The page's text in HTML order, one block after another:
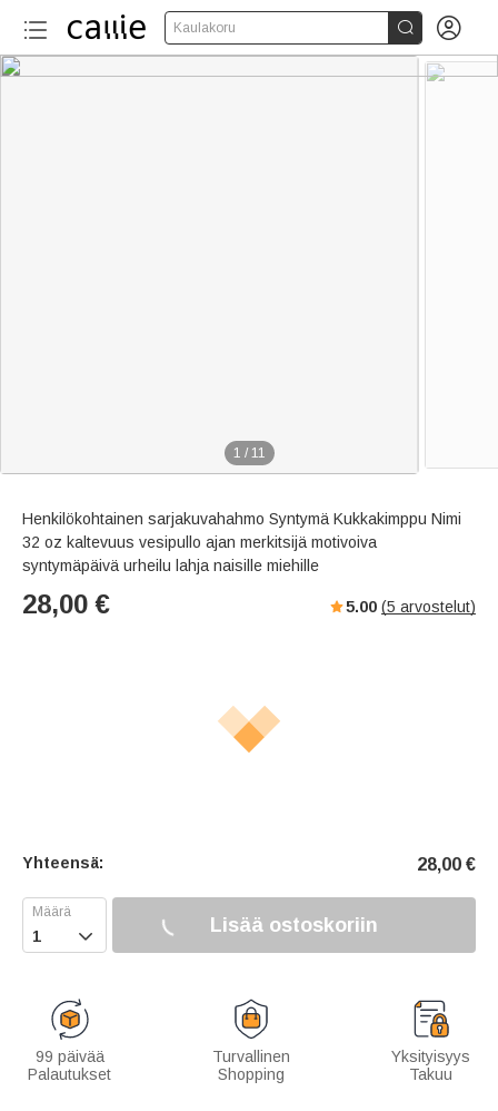
Kaulakoru  
1 / 11
Henkilökohtainen sarjakuvahahmo Syntymä Kukkakimppu Nimi
32 oz kaltevuus vesipullo ajan merkitsijä motivoiva
syntymäpäivä urheilu lahja naisille miehille
28,00 € 5.00 (5 arvostelut)
Yhteensä: 28,00 €
 Lisää ostoskoriin
99 päivää
Palautukset
Turvallinen
Shopping
Yksityisyys
Takuu